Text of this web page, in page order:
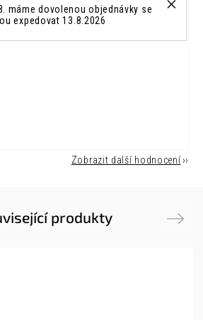
máme dovolenou objednávky se
expedovat 13.8.2026
Zobrazit další hodnocení
produkty Next